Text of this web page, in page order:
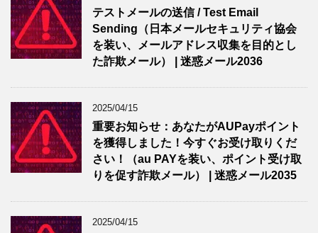
テストメールの送信 / Test Email
Sending（日本メールセキュリティ協会
を装い、メールアドレス収集を目的とし
た詐欺メール） | 迷惑メール2036
2025/04/15
重要お知らせ：あなたがAUPayポイント
を獲得しました！今すぐお受け取りくだ
さい！（au PAYを装い、ポイント受け取
りを促す詐欺メール） | 迷惑メール2035
2025/04/15